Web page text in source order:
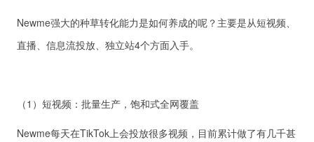
Newme强大的种草转化能力是如何养成的呢？主要是从短视频、
直播、信息流投放、独立站4个方面入手。
（1）短视频：批量生产，饱和式全网覆盖
Newme每天在TikTok上会投放很多视频，目前累计做了有几千甚